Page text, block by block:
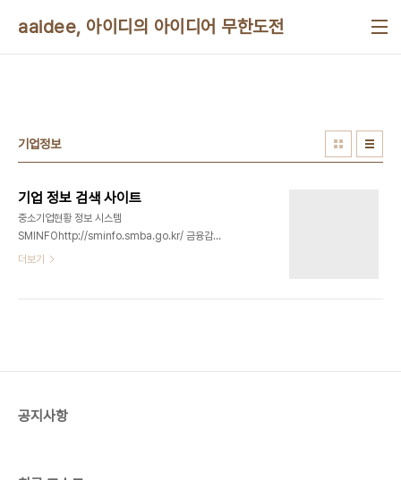
aaidee, 아이디의 아이디어 무한도전
기업정보
기업 정보 검색 사이트
중소기업현황 정보 시스템
SMINFOhttp://sminfo.smba.go.kr/ 금융감독
원 DARThttp://dart.fss.or.kr/ 대한상공회의소
더보기
공지사항